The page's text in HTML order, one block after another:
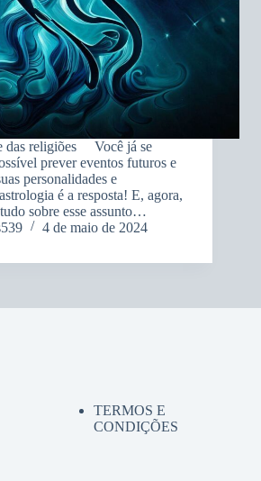
das religiões Você já se
prever eventos futuros e
personalidades e
é a resposta! E, agora,
sobre esse assunto…
4 de maio de 2024
TERMOS E
CONDIÇÕES